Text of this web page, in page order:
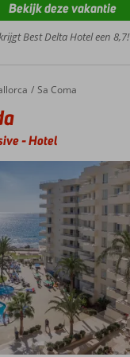
Best Delta Hotel een 8,7!
Bekijk deze vakantie
Sa Coma
-Hotel